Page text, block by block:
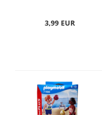
3,99 EUR